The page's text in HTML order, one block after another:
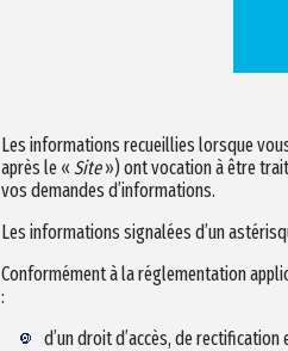
Les informations recueillies lorsque
après le « Site») ont vocation à être
vos demandes d’informations.
Les informations signalées d’un
Conformément à la réglementation
:
d’un droit d’accès, de